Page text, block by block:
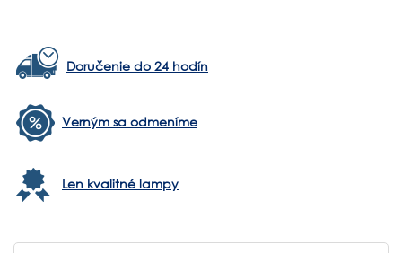
Doručenie do 24 hodín
Verným sa odmeníme
Len kvalitné lampy